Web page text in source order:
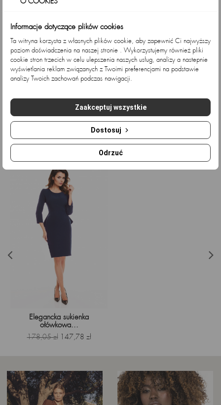
Sukienka A136 -
Kolor/wzór:...
Cena
186,18 złCena
154,53 zł
Sukienka welurowa mini z...
Cena
169,92 zł
Ostatnio przeglądane
Elegancka sukienka
ołówkowa...
Cena
178,05 zł Cena
147,78 zł
Informacje dotyczące plików cookies
Ta witryna korzysta z własnych plików cookie, aby zapewnić Ci najwyższy
poziom doświadczenia na naszej stronie . Wykorzystujemy również pliki
cookie stron trzecich w celu ulepszenia naszych usług, analizy a nastepnie
wyświetlania reklam związanych z Twoimi preferencjami na podstawie
analizy Twoich zachowań podczas nawigacji.
Odrzuć
Dostosuj
Zaakceptuj wszystkie